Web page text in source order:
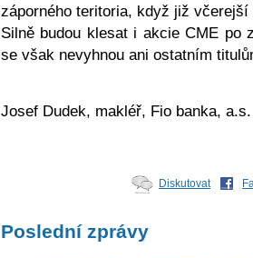
záporného teritoria, když již
Silně budou klesat i akcie CME po
se však nevyhnou ani ostatním
Josef Dudek, makléř, Fio banka, a.s.
Diskutovat
Poslední zprávy